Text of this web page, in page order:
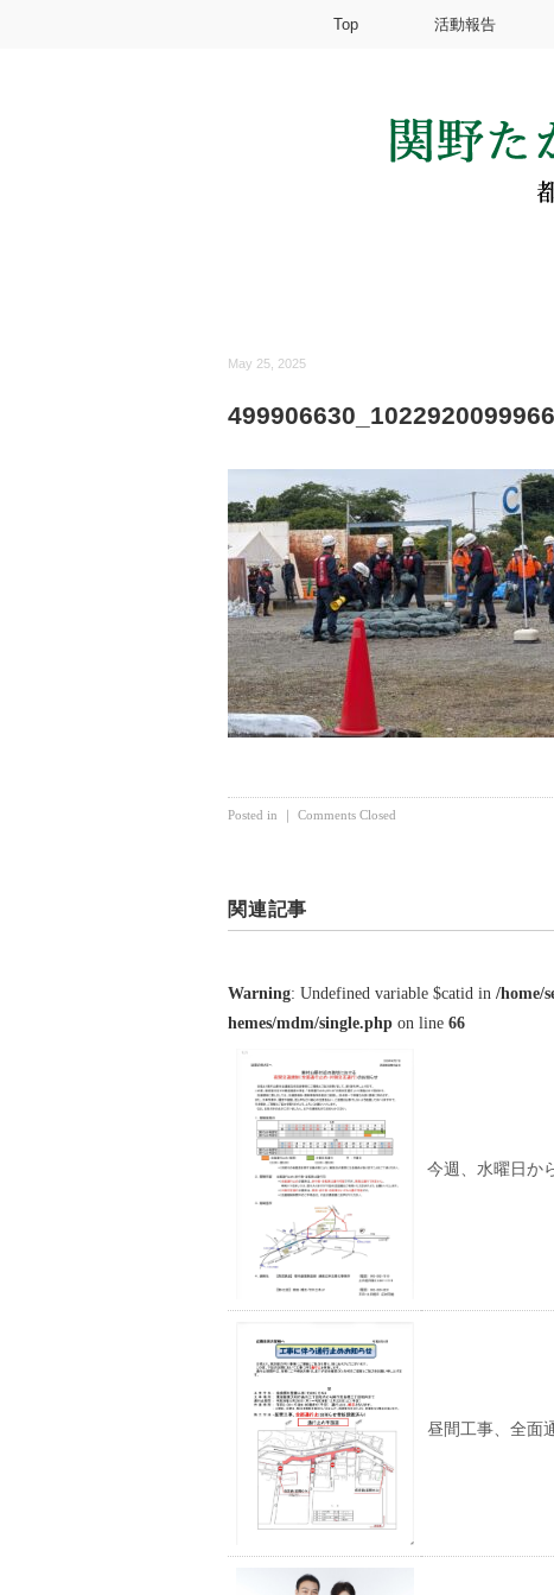
Top 活動報告
May 25, 2025
Posted in ｜ Comments Closed
関連記事
Warning: Undefined variable $catid in /home/
hemes/mdm/single.php on line 66
今週、水曜日か
昼間工事、全面